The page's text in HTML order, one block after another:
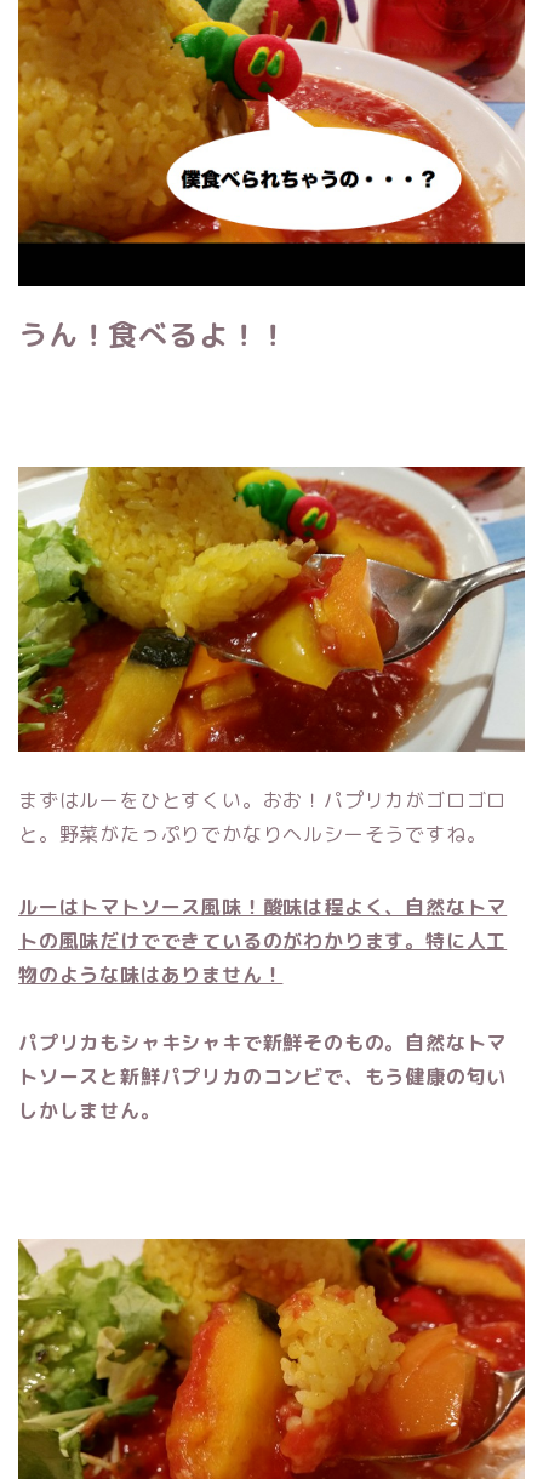
うん！食べるよ！！
まずはルーをひとすくい。おお！パプリカがゴロゴロ
と。野菜がたっぷりでかなりヘルシーそうですね。
ルーはトマトソース風味！酸味は程よく、自然なトマ
トの風味だけでできているのがわかります。特に人工
物のような味はありません！
パプリカもシャキシャキで新鮮そのもの。自然なトマ
トソースと新鮮パプリカのコンビで、もう健康の匂い
しかしません。